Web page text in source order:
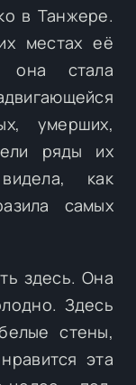
в Танжере.
местах её
она стала
умерших,
ряды их
как
самых
здесь. Она
Здесь
стены,
эта